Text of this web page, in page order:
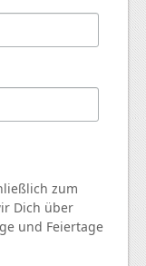
zum
Dich über
und Feiertage